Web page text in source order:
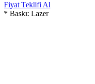
Fiyat Teklifi Al
* Baskı: Lazer